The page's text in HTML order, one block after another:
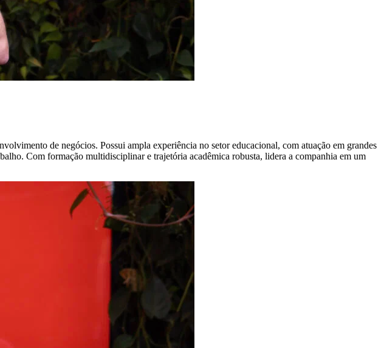
de negócios. Possui ampla experiência no setor educacional, com atuação em grandes
Com formação multidisciplinar e trajetória acadêmica robusta, lidera a companhia em um